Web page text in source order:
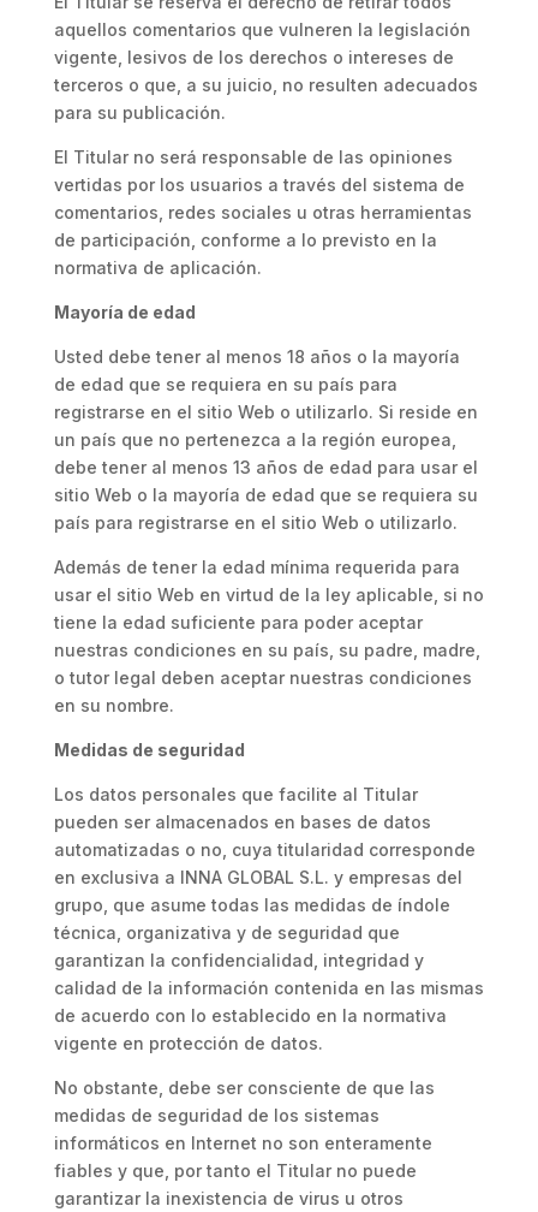
aquellos comentarios que vulneren la legislación
vigente, lesivos de los derechos o intereses de
terceros o que, a su juicio, no resulten adecuados
para su publicación.
El Titular no será responsable de las opiniones
vertidas por los usuarios a través del sistema de
comentarios, redes sociales u otras herramientas
de participación, conforme a lo previsto en la
normativa de aplicación.
Mayoría de edad
Usted debe tener al menos 18 años o la mayoría
de edad que se requiera en su país para
registrarse en el sitio Web o utilizarlo. Si reside en
un país que no pertenezca a la región europea,
debe tener al menos 13 años de edad para usar el
sitio Web o la mayoría de edad que se requiera su
país para registrarse en el sitio Web o utilizarlo.
Además de tener la edad mínima requerida para
usar el sitio Web en virtud de la ley aplicable, si no
tiene la edad suficiente para poder aceptar
nuestras condiciones en su país, su padre, madre,
o tutor legal deben aceptar nuestras condiciones
en su nombre.
Medidas de seguridad
Los datos personales que facilite al Titular
pueden ser almacenados en bases de datos
automatizadas o no, cuya titularidad corresponde
en exclusiva a INNA GLOBAL S.L. y empresas del
grupo, que asume todas las medidas de índole
técnica, organizativa y de seguridad que
garantizan la confidencialidad, integridad y
calidad de la información contenida en las mismas
de acuerdo con lo establecido en la normativa
vigente en protección de datos.
No obstante, debe ser consciente de que las
medidas de seguridad de los sistemas
informáticos en Internet no son enteramente
fiables y que, por tanto el Titular no puede
garantizar la inexistencia de virus u otros